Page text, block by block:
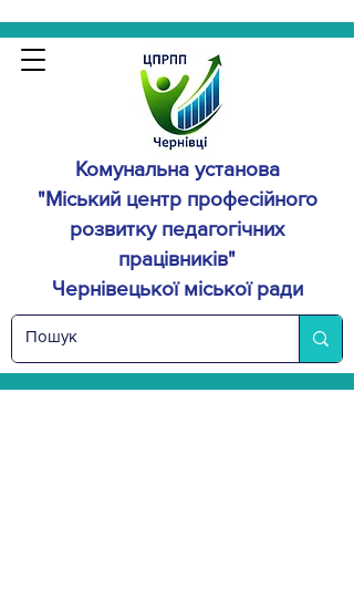
Комунальна установа
"Міський центр професійного
розвитку педагогічних
працівників"
Чернівецької міської ради